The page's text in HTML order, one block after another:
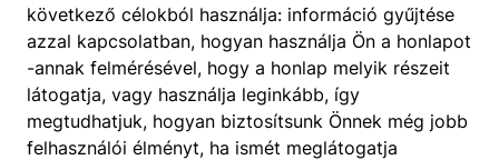
következő célokból használja: információ gyűjtése
azzal kapcsolatban, hogyan használja Ön a honlapot
-annak felmérésével, hogy a honlap melyik részeit
látogatja, vagy használja leginkább, így
megtudhatjuk, hogyan biztosítsunk Önnek még jobb
felhasználói élményt, ha ismét meglátogatja